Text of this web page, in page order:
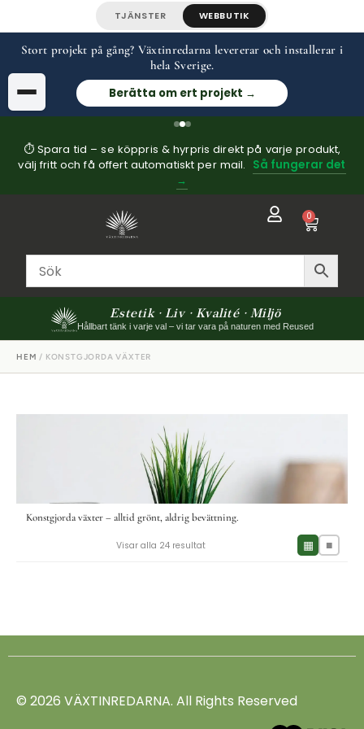
TJÄNSTER WEBBUTIK
Stort projekt på gång? Växtinredarna levererar och installerar i
hela Sverige.
Berätta om ert projekt →
⏱ Spara tid – se köppris & hyrpris direkt på varje produkt,
välj fritt och få offert automatiskt per mail. Så fungerar det
→
0
Estetik · Liv · Kvalité · Miljö
Hållbart tänk i varje val – vi tar vara på naturen med Reused
HEM / KONSTGJORDA VÄXTER
Konstgjorda växter – alltid grönt, aldrig bevättning.
Visar alla 24 resultat ▦ ■
© 2026 VÄXTINREDARNA. All Rights Reserved